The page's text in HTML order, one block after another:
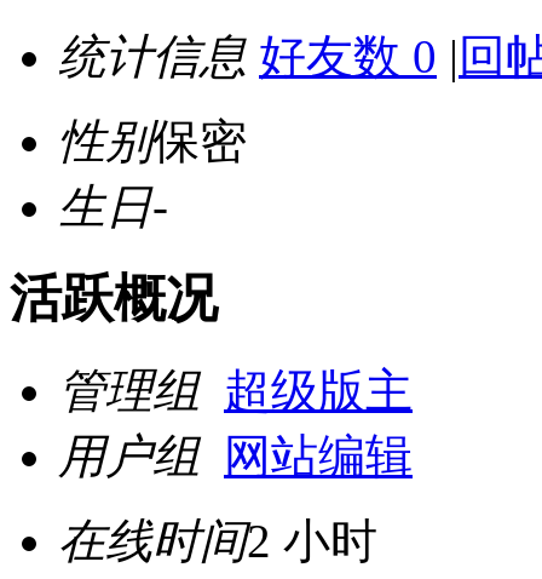
统计信息 好友数 0 | 回
性别保密
生日-
活跃概况
管理组 超级版主
用户组 网站编辑
在线时间2 小时